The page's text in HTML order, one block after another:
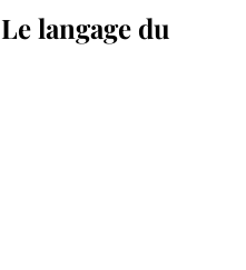
langage du